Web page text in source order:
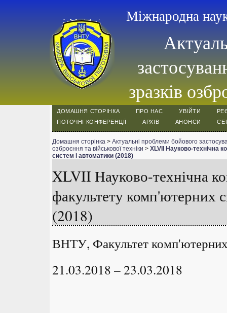
Міжнародна
зразків
ДОМАШНЯ СТОРІНКА ПРО НАС УВІЙТИ
ПОТОЧНІ КОНФЕРЕНЦІЇ
АРХІВ АНОНСИ
Домашня сторінка >Актуальні проблеми бойового
озброєння та військової техніки >XLVII Науково-технічна
систем і автоматики (2018)
XLVII Науково-технічна
факультету комп'ютерних
(2018)
ВНТУ, Факультет комп'ютерних
21.03.2018 – 23.03.2018